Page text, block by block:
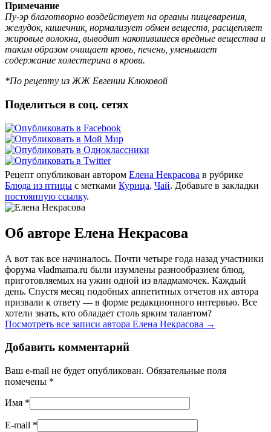
Примечание
Пу-эр благотворно воздействует на органы пищеварения,
желудок, кишечник, нормализует обмен веществ, расщепляет
жировые волокна, выводит накопившиеся вредные вещества и
таким образом очищает кровь, печень, уменьшает
содержание холестерина в крови.
*По рецепту из ЖЖ Евгении Клюковой
Поделиться в соц. сетях
Рецепт опубликован автором Елена Некрасова в рубрике
Блюда из птицы с метками Курица, Чай. Добавьте в закладки
постоянную ссылку.
Об авторе Елена Некрасова
А вот так все начиналось. Почти четыре года назад участники
форума vladmama.ru были изумлены разнообразием блюд,
приготовляемых на ужин одной из владмамочек. Каждый
день. Спустя месяц подобных аппетитных отчетов их автора
призвали к ответу — в форме редакционного интервью. Все
хотели знать, кто обладает столь ярким талантом?
Посмотреть все записи автора Елена Некрасова →
Добавить комментарий
Ваш e-mail не будет опубликован. Обязательные поля
помечены *
Имя *
E-mail *